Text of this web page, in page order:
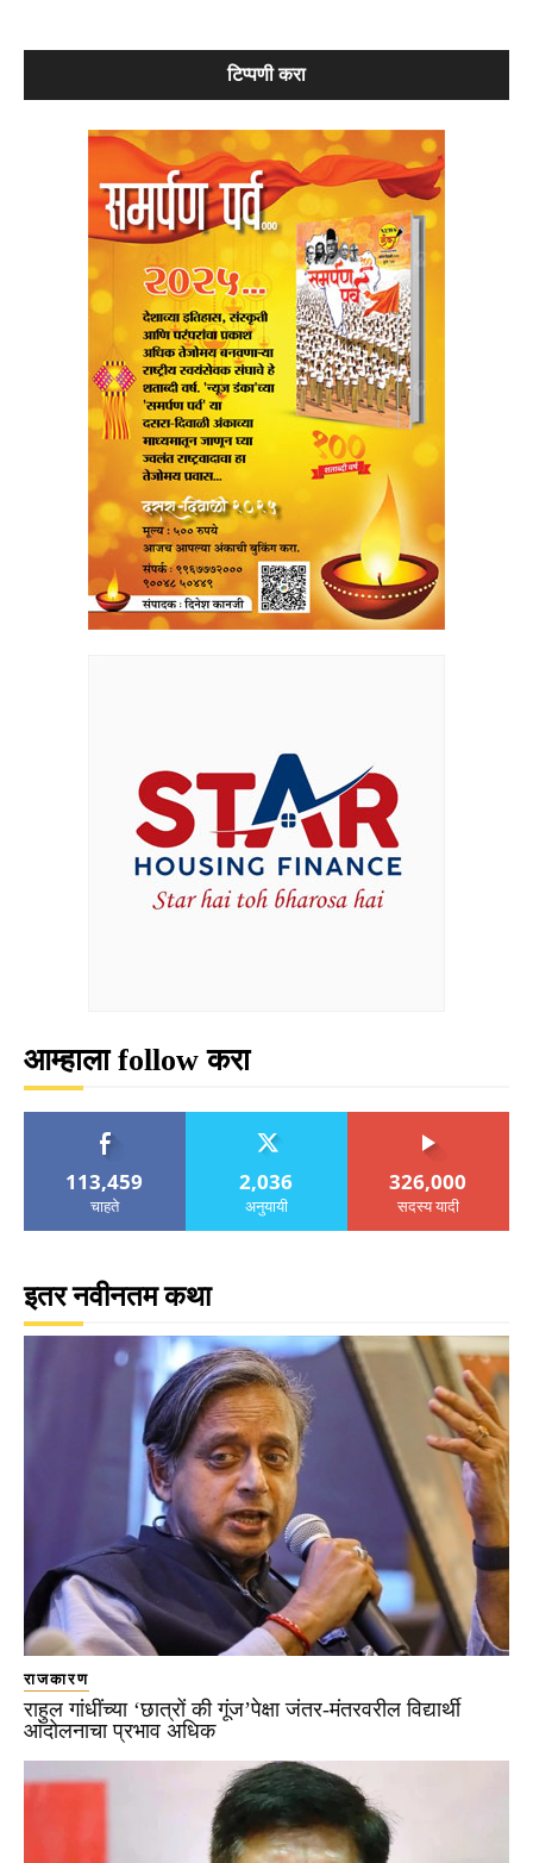
आम्हाला follow करा
113,459
चाहते
2,036
अनुयायी
326,000
सदस्य यादी
इतर नवीनतम कथा
राजकारण
राहुल गांधींच्या ‘छात्रों की गूंज’पेक्षा जंतर-मंतरवरील विद्यार्थी
आंदोलनाचा प्रभाव अधिक